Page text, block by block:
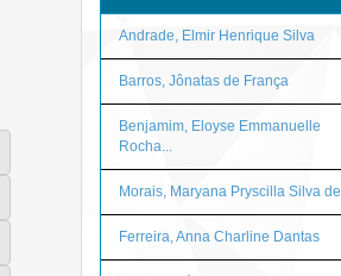
Andrade, Elmir Henrique Silva
Barros, Jônatas de França
Benjamim, Eloyse Emmanuelle
Rocha...
Morais, Maryana Pryscilla Silva de
Ferreira, Anna Charline Dantas